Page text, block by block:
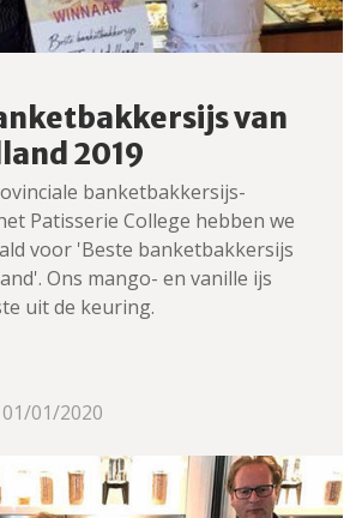
van
2019
banketbakkersijs-
Patisserie College hebben we
voor 'Beste banketbakkersijs
Ons mango- en vanille ijs
uit de keuring.
01/2020